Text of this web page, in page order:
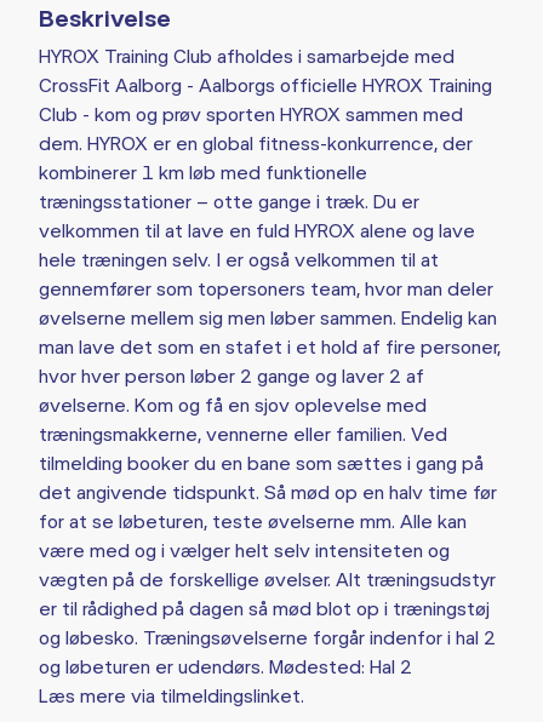
Beskrivelse
HYROX Training Club afholdes i samarbejde med
CrossFit Aalborg - Aalborgs officielle HYROX Training
Club - kom og prøv sporten HYROX sammen med
dem. HYROX er en global fitness-konkurrence, der
kombinerer 1 km løb med funktionelle
træningsstationer – otte gange i træk. Du er
velkommen til at lave en fuld HYROX alene og lave
hele træningen selv. I er også velkommen til at
gennemfører som topersoners team, hvor man deler
øvelserne mellem sig men løber sammen. Endelig kan
man lave det som en stafet i et hold af fire personer,
hvor hver person løber 2 gange og laver 2 af
øvelserne. Kom og få en sjov oplevelse med
træningsmakkerne, vennerne eller familien. Ved
tilmelding booker du en bane som sættes i gang på
det angivende tidspunkt. Så mød op en halv time før
for at se løbeturen, teste øvelserne mm. Alle kan
være med og i vælger helt selv intensiteten og
vægten på de forskellige øvelser. Alt træningsudstyr
er til rådighed på dagen så mød blot op i træningstøj
og løbesko. Træningsøvelserne forgår indenfor i hal 2
og løbeturen er udendørs. Mødested: Hal 2
Læs mere via tilmeldingslinket.